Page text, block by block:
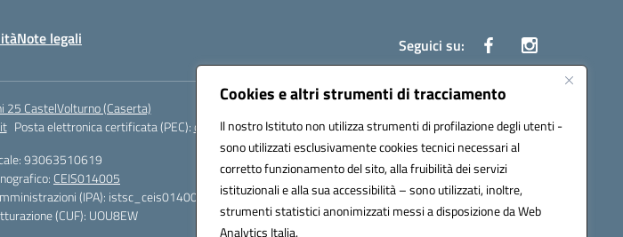
Cookies e altri strumenti di tracciamento
Il nostro Istituto non utilizza strumenti di profilazione degli utenti -
sono utilizzati esclusivamente cookies tecnici necessari al
corretto funzionamento del sito, alla fruibilità dei servizi
istituzionali e alla sua accessibilità – sono utilizzati, inoltre,
strumenti statistici anonimizzati messi a disposizione da Web
Analytics Italia.
Note legali Seguici su:
25 CastelVolturno (Caserta)
Posta elettronica certificata (PEC):ceis014005@pec.istruzione.it
93063510619
CEIS014005
(IPA): istsc_ceis014005
(CUF): UOU8EW